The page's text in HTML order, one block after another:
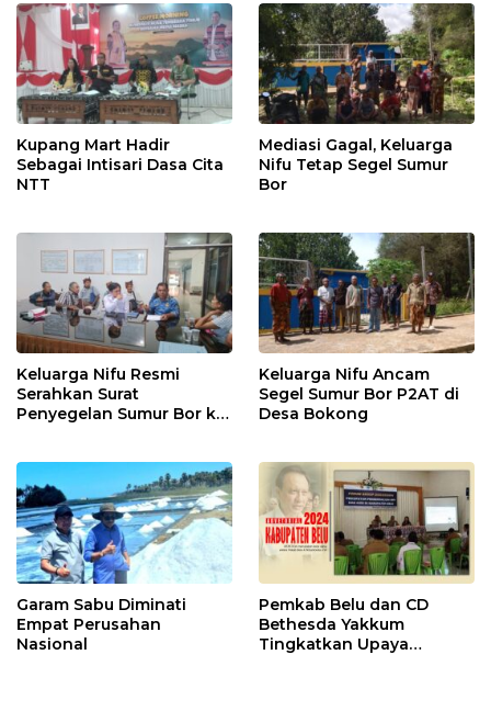
Kupang Mart Hadir
Sebagai Intisari Dasa Cita
NTT
Mediasi Gagal, Keluarga
Nifu Tetap Segel Sumur
Bor
Keluarga Nifu Resmi
Serahkan Surat
Penyegelan Sumur Bor ke
Keluarga Nifu Ancam
Segel Sumur Bor P2AT di
Desa Bokong
Garam Sabu Diminati
Empat Perusahan
Nasional
Pemkab Belu dan CD
Bethesda Yakkum
Tingkatkan Upaya